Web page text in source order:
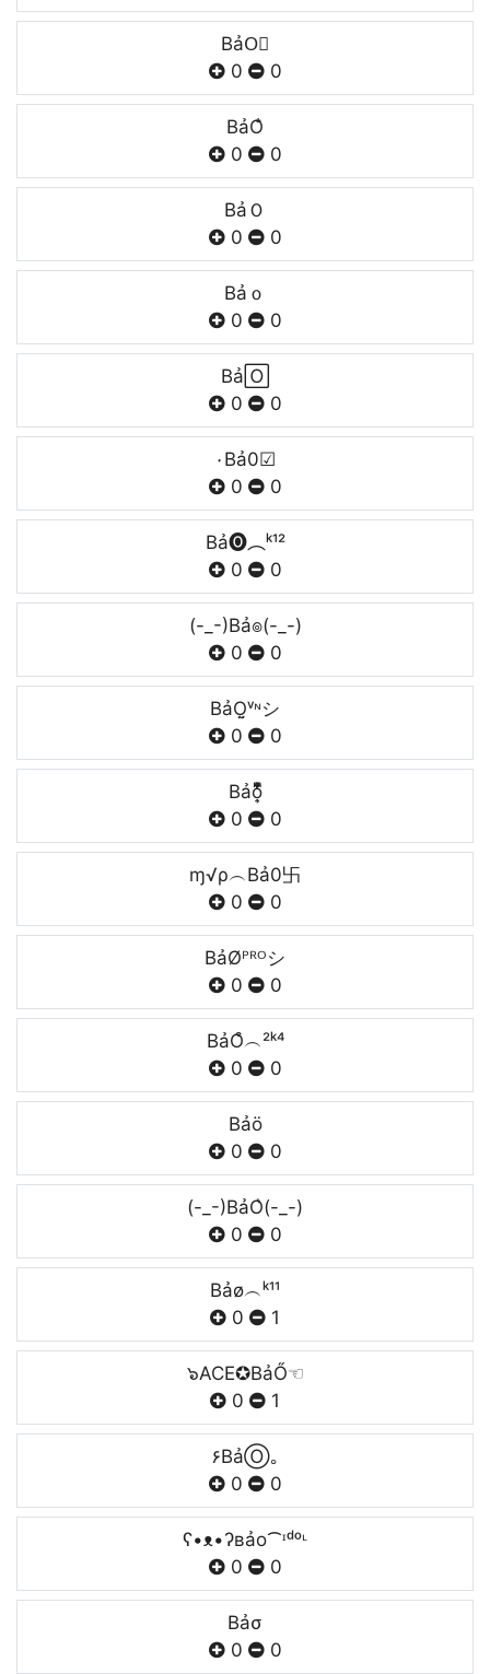
BảO⃣
0
0
BảO̐
0
0
BảＯ
0
0
Bảｏ
0
0
Bả🄾
0
0
۰Bả0☑
0
0
Bả🅞︵ᵏ¹²
0
0
(-_-)Bả๏(-_-)
0
0
BảO̤̮ᵛᶰシ
0
0
Bảo͎̜̓̇ͫ̉͊ͨ͊
0
0
ɱ√ρ︵Bả0卐
0
0
BảØᴾᴿᴼシ
0
0
BảO͒︵²ᵏ⁴
0
0
Bảö
0
0
(-_-)BảO͛(-_-)
0
0
Bảø︵ᵏ¹¹
0
1
๖ACE✪BảŐ☜
0
1
۶BảⓄ｡
0
0
ʕ•ᴥ•ʔʙảo⁀ᶦᵈᵒᶫ
0
0
Bảσ
0
0